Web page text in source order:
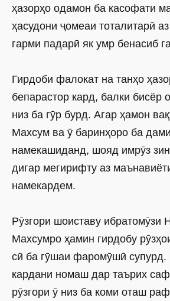
ҳазор­ҳо одамон ба касофати
ҳасудони ҷомеаи тоталитарӣ
гарми падарӣ як умр бенасиб
Гирдоби фалокат на танҳо
бепарастор кард, балки бисёр
низ ба гӯр бурд. Агар ҳамон
Махсум ва ӯ баринҳоро ба
намекашиданд, шояд имрӯз
дигар мегирифту аз
намекардем.
Рӯзгори шоиставу ибратомӯзи
Махсумро ҳамин гирдобу
сӣ ба гӯшаи фаромӯшӣ супурд.
кардани номаш дар таърих
рӯзгори ӯ низ ба коми оташ